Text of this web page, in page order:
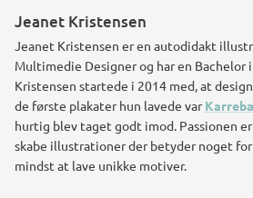
Jeanet Kristensen
Jeanet Kristensen er en autodidakt
Multimedie Designer og har en Bachelor
Kristensen startede i 2014 med, at
de første plakater hun lavede var
hurtig blev taget godt imod. Passionen
skabe illustrationer der betyder noget
mindst at lave unikke motiver.